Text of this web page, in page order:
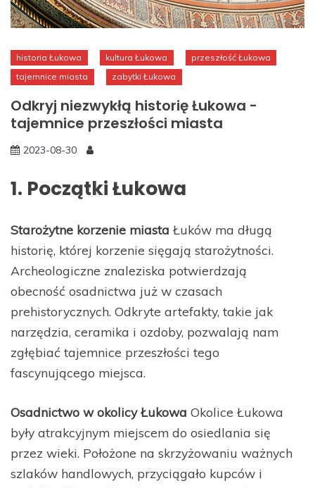
historia Łukowa kultura Łukowa
przeszłość Łukowa
tajemnice miasta
zabytki Łukowa
Odkryj niezwykłą historię Łukowa -
tajemnice przeszłości miasta
2023-08-30
1. Początki Łukowa
Starożytne korzenie miasta Łuków ma długą
historię, której korzenie sięgają starożytności.
Archeologiczne znaleziska potwierdzają
obecność osadnictwa już w czasach
prehistorycznych. Odkryte artefakty, takie jak
narzędzia, ceramika i ozdoby, pozwalają nam
zgłębiać tajemnice przeszłości tego
fascynującego miejsca.
Osadnictwo w okolicy Łukowa Okolice Łukowa
były atrakcyjnym miejscem do osiedlania się
przez wieki. Położone na skrzyżowaniu ważnych
szlaków handlowych, przyciągało kupców i